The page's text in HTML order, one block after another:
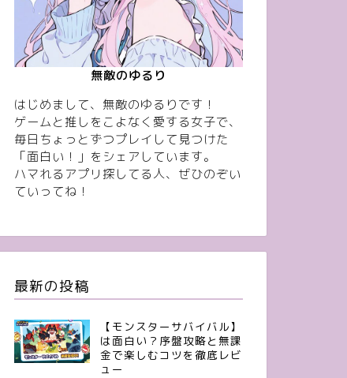
無敵のゆるり
はじめまして、無敵のゆるりです！
ゲームと推しをこよなく愛する女子で、
毎日ちょっとずつプレイして見つけた
「面白い！」をシェアしています。
ハマれるアプリ探してる人、ぜひのぞい
ていってね！
最新の投稿
【モンスターサバイバル】
は面白い？序盤攻略と無課
金で楽しむコツを徹底レビ
ュー